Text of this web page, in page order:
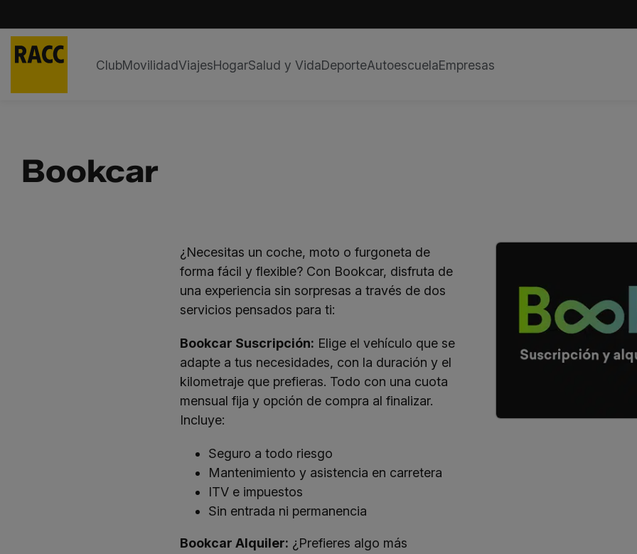
ClubMovilidadViajesHogarSalud y VidaDeporteAutoescuelaEmpresas
Bookcar
¿Necesitas un coche, moto o furgoneta de
forma fácil y flexible? Con Bookcar, disfruta de
una experiencia sin sorpresas a través de dos
servicios pensados para ti:
Bookcar Suscripción: Elige el vehículo que se
adapte a tus necesidades, con la duración y el
kilometraje que prefieras. Todo con una cuota
mensual fija y opción de compra al finalizar.
Incluye:
Seguro a todo riesgo
Mantenimiento y asistencia en carretera
ITV e impuestos
Sin entrada ni permanencia
Bookcar Alquiler: ¿Prefieres algo más